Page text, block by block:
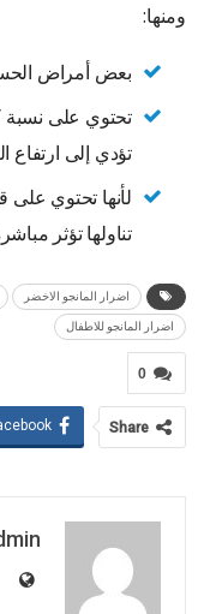
ومنها:
بعض أمراض
تحتوي على نسبة
تؤدي إلى
لأنها تحتوي على
تناولها تؤثر
اضرار المانجو الاخضر
اضرار المانجو للاطفال
0
Share